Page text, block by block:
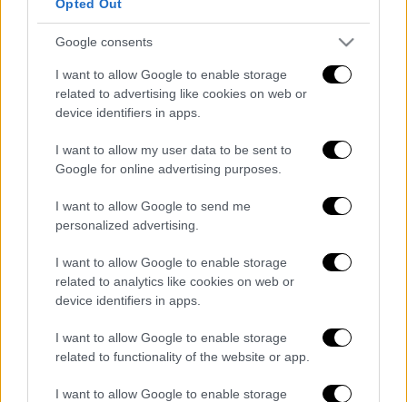
Opted Out
Google consents
I want to allow Google to enable storage
related to advertising like cookies on web or
device identifiers in apps.
I want to allow my user data to be sent to
Google for online advertising purposes.
I want to allow Google to send me
personalized advertising.
I want to allow Google to enable storage
related to analytics like cookies on web or
device identifiers in apps.
I want to allow Google to enable storage
related to functionality of the website or app.
I want to allow Google to enable storage